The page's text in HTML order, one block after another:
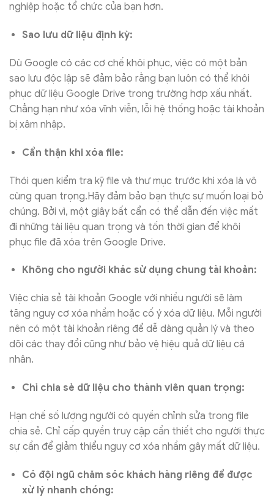
nghiệp hoặc tổ chức của bạn hơn.
Sao lưu dữ liệu định kỳ:
Dù Google có các cơ chế khôi phục, việc có một bản
sao lưu độc lập sẽ đảm bảo rằng bạn luôn có thể khôi
phục dữ liệu Google Drive trong trường hợp xấu nhất.
Chẳng hạn như xóa vĩnh viễn, lỗi hệ thống hoặc tài khoản
bị xâm nhập.
Cẩn thận khi xóa file:
Thói quen kiểm tra kỹ file và thư mục trước khi xóa là vô
cùng quan trọng.Hãy đảm bảo bạn thực sự muốn loại bỏ
chúng. Bởi vì, một giây bất cẩn có thể dẫn đến việc mất
đi những tài liệu quan trọng và tốn thời gian để khôi
phục file đã xóa trên Google Drive.
Không cho người khác sử dụng chung tài khoản:
Việc chia sẻ tài khoản Google với nhiều người sẽ làm
tăng nguy cơ xóa nhầm hoặc cố ý xóa dữ liệu. Mỗi người
nên có một tài khoản riêng để dễ dàng quản lý và theo
dõi các thay đổi cũng như bảo vệ hiệu quả dữ liệu cá
nhân.
Chỉ chia sẻ dữ liệu cho thành viên quan trọng:
Hạn chế số lượng người có quyền chỉnh sửa trong file
chia sẻ. Chỉ cấp quyền truy cập cần thiết cho người thực
sự cần để giảm thiểu nguy cơ xóa nhầm gây mất dữ liệu.
Có đội ngũ chăm sóc khách hàng riêng để được
xử lý nhanh chóng: